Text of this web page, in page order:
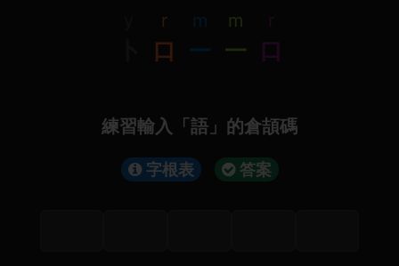
r
口
m
一
m
一
r
口
練習輸入「語」的倉頡碼
字根表 答案